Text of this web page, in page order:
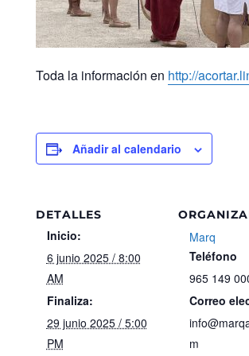
Toda la información en http://
Añadir al calendario
DETALLES
Inicio:
6 junio 2025 / 8:00
AM
Finaliza:
29 junio 2025 / 5:00
PM
Marq
Teléfono
965 149
Correo
m